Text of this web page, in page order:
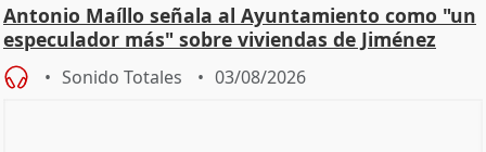
Antonio Maíllo señala al Ayuntamiento como "un
especulador más" sobre viviendas de Jiménez
Becerril
Sonido Totales 03/08/2026